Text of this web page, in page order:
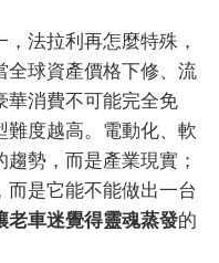
法拉利再怎麼特殊，
全球資產價格下修、流
華消費不可能完全免
度越高。電動化、軟
勢，而是產業現實；
是它能不能做出一台
老車迷覺得靈魂蒸發的